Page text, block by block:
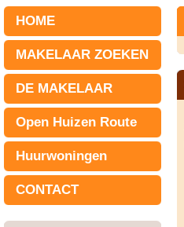
HOME
MAKELAAR ZOEKEN
DE MAKELAAR
Open Huizen Route
Huurwoningen
CONTACT